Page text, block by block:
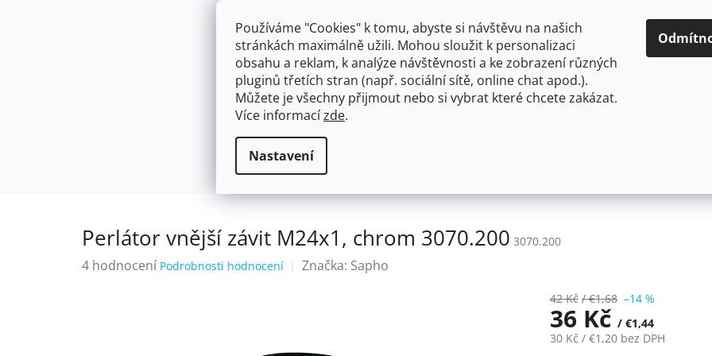
Používáme "Cookies" k tomu, abyste si návštěvu na našich
stránkách maximálně užili. Mohou sloužit k personalizaci
obsahu a reklam, k analýze návštěvnosti a ke zobrazení různých
pluginů třetích stran (např. sociální sítě, online chat apod.).
Můžete je všechny přijmout nebo si vybrat které chcete zakázat.
Více informacízde.
Nastavení
HLEDAT
NÁSTĚNNÉ 150/100MM SE SPRCHOU
VODOVODNÍ BATERIE Perlátor vnější závit M24x1, chrom 3070.200
Perlátor vnější závit M24x1, chrom 3070.200 3070.200
Průměrné
4 hodnocení Podrobnosti hodnocení Značka: Sapho
42 Kč / €1,68 –14 %
36 Kč / €1,44
30 Kč / €1,20 bez DPH